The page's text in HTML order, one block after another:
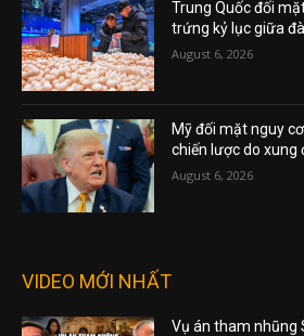
Trung Quốc đối
trứng kỷ lục giữa
August 6, 2026
Mỹ đối mặt nguy
chiến lược do xung
August 6, 2026
VIDEO MỚI NHẤT
Vụ án tham nhũng